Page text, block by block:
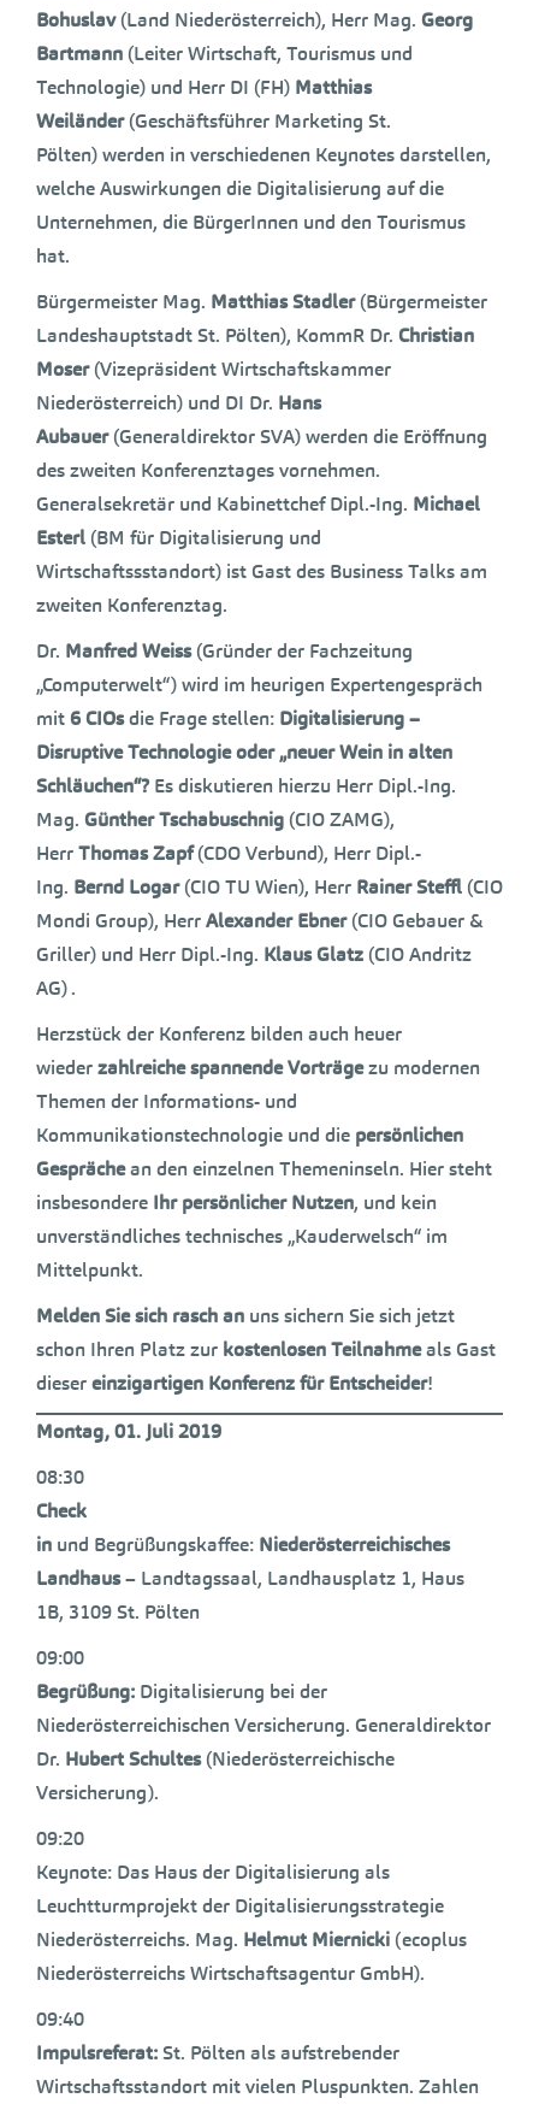
Bohuslav(Land Niederösterreich), Herr Mag. Georg
Bartmann (Leiter Wirtschaft, Tourismus und
Technologie) und Herr DI (FH) Matthias
Weiländer(Geschäftsführer Marketing St.
Pölten) werden in verschiedenen Keynotes darstellen,
welche Auswirkungen die Digitalisierung auf die
Unternehmen, die BürgerInnen und den Tourismus
hat.
Bürgermeister Mag. Matthias Stadler(Bürgermeister
Landeshauptstadt St. Pölten), KommR Dr. Christian
Moser(Vizepräsident Wirtschaftskammer
Niederösterreich) und DI Dr. Hans
Aubauer(Generaldirektor SVA) werden die Eröffnung
des zweiten Konferenztages vornehmen.
Generalsekretär und Kabinettchef Dipl.-Ing. Michael
Esterl (BM für Digitalisierung und
Wirtschaftssstandort) ist Gast des Business Talks am
zweiten Konferenztag.
Dr. Manfred Weiss(Gründer der Fachzeitung
„Computerwelt“) wird im heurigen Expertengespräch
mit 6 CIOsdie Frage stellen: Digitalisierung –
Disruptive Technologie oder „neuer Wein in alten
Schläuchen“? Es diskutieren hierzu Herr Dipl.-Ing.
Mag. Günther Tschabuschnig (CIO ZAMG),
HerrThomas Zapf(CDO Verbund), Herr Dipl.-
Ing. Bernd Logar(CIO TU Wien), Herr Rainer Steffl (CIO
Mondi Group), HerrAlexander Ebner(CIO Gebauer &
Griller) und Herr Dipl.-Ing. Klaus Glatz (CIO Andritz
AG) .
Herzstück der Konferenz bilden auch heuer
wiederzahlreiche spannende Vorträgezu modernen
Themen der Informations- und
Kommunikationstechnologie und die persönlichen
Gesprächean den einzelnen Themeninseln. Hier steht
insbesondere Ihr persönlicher Nutzen, und kein
unverständliches technisches „Kauderwelsch“ im
Mittelpunkt.
Melden Sie sich rasch an uns sichern Sie sich jetzt
schon Ihren Platz zur kostenlosen Teilnahmeals Gast
diesereinzigartigen Konferenz für Entscheider!
Montag, 01. Juli 2019
08:30
Check
in und Begrüßungskaffee: Niederösterreichisches
Landhaus– Landtagssaal, Landhausplatz 1, Haus
1B, 3109 St. Pölten
09:00
Begrüßung: Digitalisierung bei der
Niederösterreichischen Versicherung. Generaldirektor
Dr. Hubert Schultes(Niederösterreichische
Versicherung).
09:20
Keynote: Das Haus der Digitalisierung als
Leuchtturmprojekt der Digitalisierungsstrategie
Niederösterreichs. Mag. Helmut Miernicki (ecoplus
Niederösterreichs Wirtschaftsagentur GmbH).
09:40
Impulsreferat:St. Pölten als aufstrebender
Wirtschaftsstandort mit vielen Pluspunkten. Zahlen